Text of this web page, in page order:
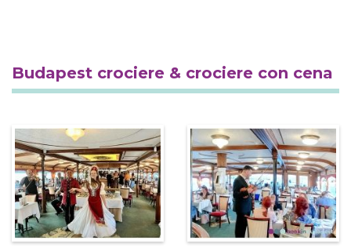
Budapest crociere & crociere con cena